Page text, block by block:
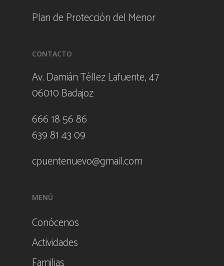
Plan de Protección del Menor
CONTACTO
Av. Damián Téllez Lafuente, 47
06010 Badajoz
666 18 56 86
639 81 43 09
cpuentenuevo@gmail.com
MENÚ
Conócenos
Actividades